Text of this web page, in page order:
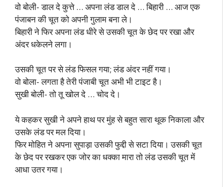
वो बोली- डाल दे कुत्ते … अपना लंड डाल दे … बिहारी … आज एक
पंजाबन की चूत को अपनी गुलाम बना ले।
बिहारी ने फिर अपना लंड धीरे से उसकी चूत के छेद पर रखा और
अंदर धकेलने लगा।
उसकी चूत पर से लंड फिसल गया; लंड अंदर नहीं गया।
वो बोला- लगता है तेरी पंजाबी चूत अभी भी टाइट है।
सुखी बोली- तो तू खोल दे … चोद दे।
ये कहकर सुखी ने अपने हाथ पर मुंह से बहुत सारा थूक निकाला और
उसके लंड पर मल दिया।
फिर मोहित ने अपना सुपाड़ा उसकी फुद्दी से सटा दिया। उसकी चूत
के छेद पर रखकर एक जोर का धक्का मारा तो लंड उसकी चूत में
आधा उतर गया।